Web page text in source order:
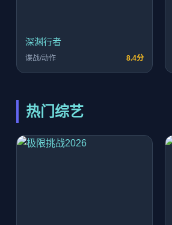
深渊行者
谍战/动作 8.4分
热门综艺